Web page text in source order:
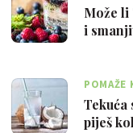
Može li
i
POMAŽE
Tekuća
piješ